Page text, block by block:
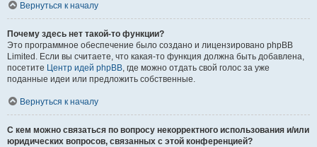
Вернуться к началу
Почему здесь нет такой-то функции?
Это программное обеспечение было создано и лицензировано phpBB
Limited. Если вы считаете, что какая-то функция должна быть добавлена,
посетите Центр идей phpBB, где можно отдать свой голос за уже
поданные идеи или предложить собственные.
Вернуться к началу
С кем можно связаться по вопросу некорректного использования и/или
юридических вопросов, связанных с этой конференцией?